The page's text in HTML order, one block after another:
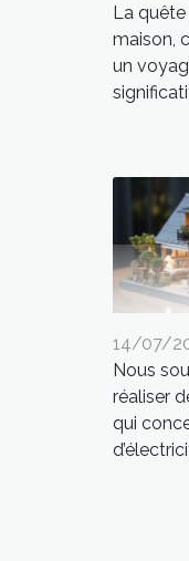
La
maison,
un
14/07/
Nous
réaliser
qui